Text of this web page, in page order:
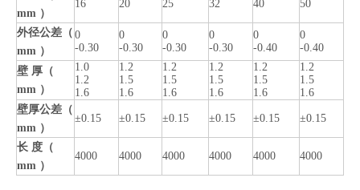
mm ）
16 20 25 32 40 50
外径公差（
mm ）
0
-0.30
0
-0.30
0
-0.30
0
-0.30
0
-0.40
0
-0.40
壁 厚（
mm ）
1.0
1.2
1.6
1.2
1.5
1.6
1.2
1.5
1.6
1.2
1.5
1.6
1.2
1.5
1.6
1.2
1.5
1.6
壁厚公差（
mm ）
±0.15 ±0.15 ±0.15 ±0.15 ±0.15 ±0.15
长 度（
mm ）
4000 4000 4000 4000 4000 4000